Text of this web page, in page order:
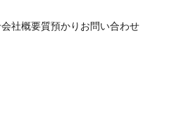
会社概要質預かり お問い合わせ